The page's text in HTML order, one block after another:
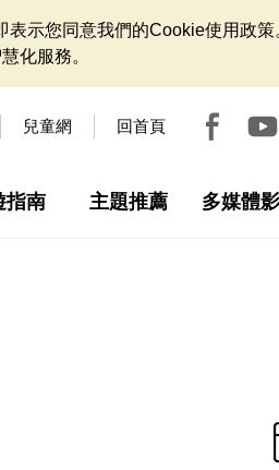
示您同意我們的Cookie使用政策
化服務。
兒童網 回首頁
指南 主題推薦 多媒體